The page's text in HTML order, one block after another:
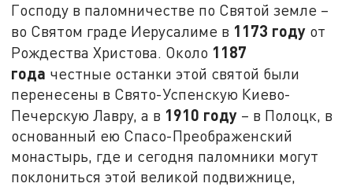
Господу в паломничестве по Святой земле –
во Святом граде Иерусалиме в 1173 году от
Рождества Христова. Около 1187
года честные останки этой святой были
перенесены в Свято-Успенскую Киево-
Печерскую Лавру, а в 1910 году – в Полоцк, в
основанный ею Спасо-Преображенский
монастырь, где и сегодня паломники могут
поклониться этой великой подвижнице,